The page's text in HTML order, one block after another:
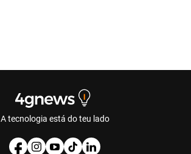
A tecnologia está do teu lado